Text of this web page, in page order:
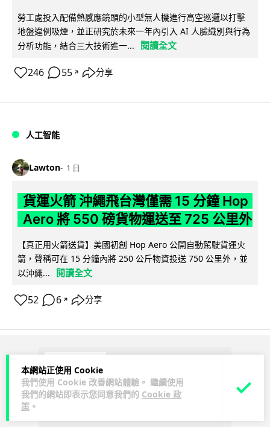
本網站正使用 Cookie
我們使用 Cookie 改善網站體驗。 繼續使用
我們的網站即表示您同意我們的 Cookie 政
策 。
勞工處投入配備熱感應鏡頭的小型無人機進行高空巡邏以打擊
地盤違例吸煙，並正研究於未來一年內引入 AI 人臉識別與行為
分析功能，結合三大技術進一...
閱讀全文
246 55 ↗ 分享
人工智能
Lawton 1 日
貨運火箭 沖繩飛台灣僅需 15 分鐘 Hop
Aero 將 550 磅貨物運送至 725 公里外
【真正用火箭送貨】美國初創 Hop Aero 公開自動駕駛貨運火
箭，聲稱可在 15 分鐘內將 250 公斤物資投送 750 公里外，並
以沖繩...
閱讀全文
52 6 ↗ 分享